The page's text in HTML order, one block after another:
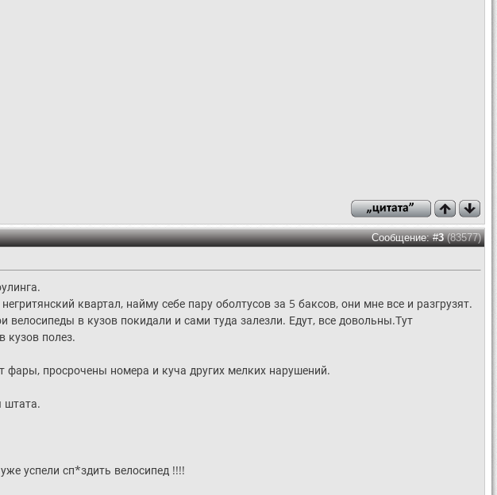
Сообщение: #3(83577)
квартал, найму себе пару оболтусов за 5 баксов, они мне все и разгрузят.
велосипеды в кузов покидали и сами туда залезли. Едут, все довольны.Тут
кузов полез.
просрочены номера и куча других мелких нарушений.
штата.
успели сп*здить велосипед !!!!